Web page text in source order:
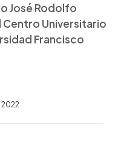
José Rodolfo
Universitario
Francisco